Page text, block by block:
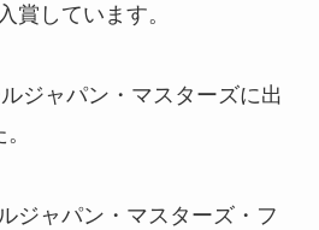
賞しています。
ジャパン・マスターズに出
ジャパン・マスターズ・フ